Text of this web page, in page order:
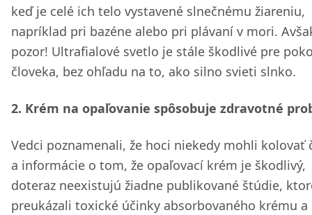
keď je celé ich telo vystavené slnečnému žiareniu,
napríklad pri bazéne alebo pri plávaní v mori.
pozor! Ultrafialové svetlo je stále škodlivé pre
človeka, bez ohľadu na to, ako silno svieti slnko.
2. Krém na opaľovanie spôsobuje zdravotné
Vedci poznamenali, že hoci niekedy mohli kolovať
a informácie o tom, že opaľovací krém je škodlivý,
doteraz neexistujú žiadne publikované štúdie,
preukázali toxické účinky absorbovaného krému